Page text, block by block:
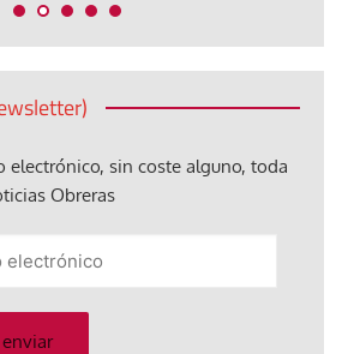
electrónico, sin coste alguno, toda
Obreras